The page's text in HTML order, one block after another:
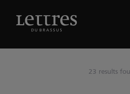
23 results